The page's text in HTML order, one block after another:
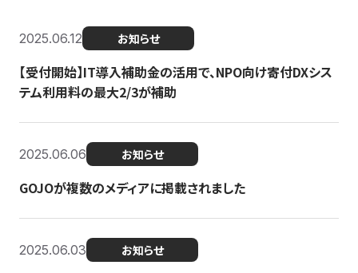
2025.06.12 お知らせ
【受付開始】IT導入補助金の活用で、NPO向け寄付DXシス
テム利用料の最大2/3が補助
2025.06.06 お知らせ
GOJOが複数のメディアに掲載されました
2025.06.03 お知らせ